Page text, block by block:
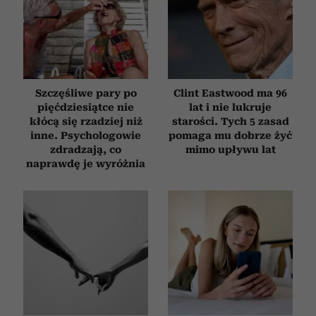
Szczęśliwe pary po
pięćdziesiątce nie
kłócą się rzadziej niż
inne. Psychologowie
zdradzają, co
naprawdę je wyróżnia
Clint Eastwood ma 96
lat i nie lukruje
starości. Tych 5 zasad
pomaga mu dobrze żyć
mimo upływu lat